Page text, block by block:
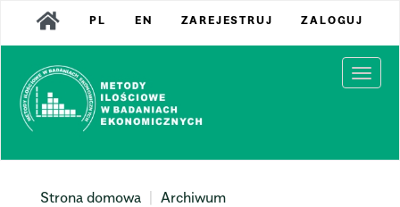
Main
Navigation
Content
Sidebar
PL EN ZAREJESTRUJ ZALOGUJ
Strona domowa
Archiwum